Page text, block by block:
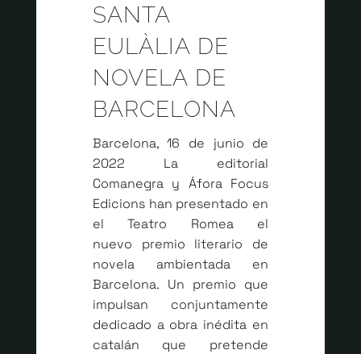
SANTA
EULÀLIA DE
NOVELA DE
BARCELONA
Barcelona, 16 de junio de
2022 La editorial
Comanegra y Áfora Focus
Edicions han presentado en
el Teatro Romea el
nuevo premio literario de
novela ambientada en
Barcelona. Un premio que
impulsan conjuntamente
dedicado a obra inédita en
catalán que pretende